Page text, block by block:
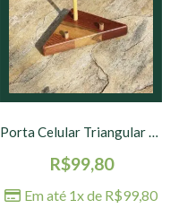
Porta Celular Triangular Macapá – 13 x 7 x 2 cm
R$99,80
Em até 1x de R$99,80